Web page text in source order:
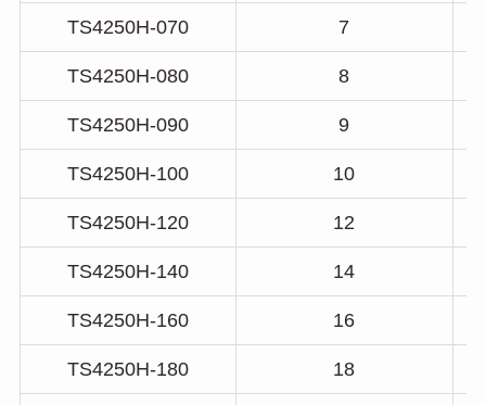
TS4250H-070 7
TS4250H-080 8
TS4250H-090 9
TS4250H-100 10
TS4250H-120 12
TS4250H-140 14
TS4250H-160 16
TS4250H-180 18